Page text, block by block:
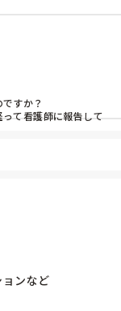
すか？
て看護師に報告して
ンなど
解不足などとモノハ